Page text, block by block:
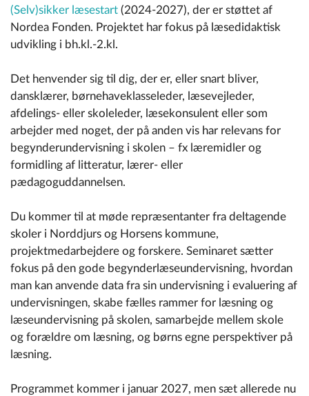
(Selv)sikker læsestart (2024-2027), der er støttet af
Nordea Fonden. Projektet har fokus på læsedidaktisk
udvikling i bh.kl.-2.kl.
Det henvender sig til dig, der er, eller snart bliver,
dansklærer, børnehaveklasseleder, læsevejleder,
afdelings- eller skoleleder, læsekonsulent eller som
arbejder med noget, der på anden vis har relevans for
begynderundervisning i skolen – fx læremidler og
formidling af litteratur, lærer- eller
pædagoguddannelsen.
Du kommer til at møde repræsentanter fra deltagende
skoler i Norddjurs og Horsens kommune,
projektmedarbejdere og forskere. Seminaret sætter
fokus på den gode begynderlæseundervisning, hvordan
man kan anvende data fra sin undervisning i evaluering af
undervisningen, skabe fælles rammer for læsning og
læseundervisning på skolen, samarbejde mellem skole
og forældre om læsning, og børns egne perspektiver på
læsning.
Programmet kommer i januar 2027, men sæt allerede nu